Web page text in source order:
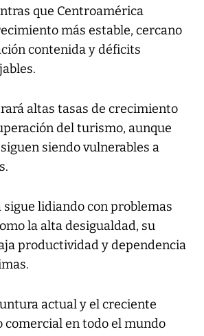
que Centroamérica
más estable, cercano
contenida y déficits
altas tasas de crecimiento
del turismo, aunque
siendo vulnerables a
lidiando con problemas
la alta desigualdad, su
productividad y dependencia
actual y el creciente
en todo el mundo